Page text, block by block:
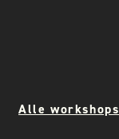
Alle workshops